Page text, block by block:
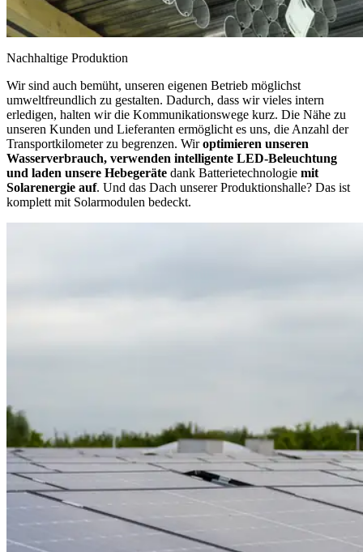
Nachhaltige Produktion
Wir sind auch bemüht, unseren eigenen Betrieb möglichst
umweltfreundlich zu gestalten. Dadurch, dass wir vieles intern
erledigen, halten wir die Kommunikationswege kurz. Die Nähe zu
unseren Kunden und Lieferanten ermöglicht es uns, die Anzahl der
Transportkilometer zu begrenzen. Wiroptimieren unseren
Wasserverbrauch, verwenden intelligente LED-Beleuchtung
und laden unsere Hebegeräte dank Batterietechnologie mit
Solarenergie auf. Und das Dach unserer Produktionshalle? Das ist
komplett mit Solarmodulen bedeckt.